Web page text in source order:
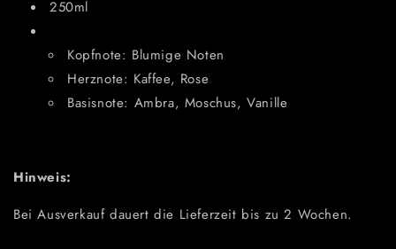
250ml
Kopfnote: Blumige Noten
Herznote: Kaffee, Rose
Basisnote: Ambra, Moschus, Vanille
Hinweis:
Bei Ausverkauf dauert die Lieferzeit bis zu 2 Wochen.